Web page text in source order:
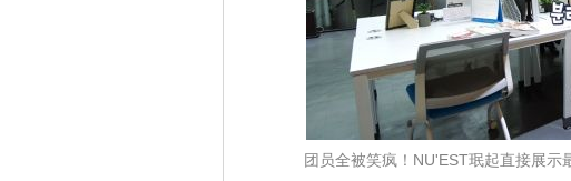
团员全被笑疯！NU'EST珉起直接展示